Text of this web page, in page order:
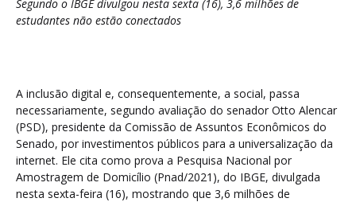
Segundo o IBGE divulgou nesta sexta (16), 3,6 milhões de
estudantes não estão conectados
A inclusão digital e, consequentemente, a social, passa
necessariamente, segundo avaliação do senador Otto Alencar
(PSD), presidente da Comissão de Assuntos Econômicos do
Senado, por investimentos públicos para a universalização da
internet. Ele cita como prova a Pesquisa Nacional por
Amostragem de Domicílio (Pnad/2021), do IBGE, divulgada
nesta sexta-feira (16), mostrando que 3,6 milhões de